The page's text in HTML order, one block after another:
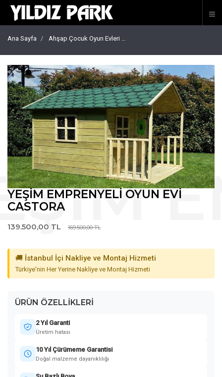
Ana Sayfa Ahşap Çocuk Oyun Evleri
YEŞIM EMPRENYELI OYUN EVI
CASTORA
139.500,00 TL 169.500,00 TL
🚚 İstanbul İçi Nakliye ve Montaj Hizmeti
Türkiye'nin Her Yerine Nakliye ve Montaj Hizmeti
ÜRÜN ÖZELLIKLERI
2 Yıl Garanti
Üretim hatası
10 Yıl Çürümeme Garantisi
Doğal malzeme dayanıklılığı